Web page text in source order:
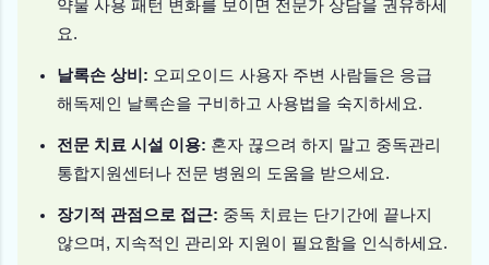
약물 사용 패턴 변화를 보이면 전문가 상담을 권유하세
요.
날록손 상비: 오피오이드 사용자 주변 사람들은 응급
해독제인 날록손을 구비하고 사용법을 숙지하세요.
전문 치료 시설 이용: 혼자 끊으려 하지 말고 중독관리
통합지원센터나 전문 병원의 도움을 받으세요.
장기적 관점으로 접근: 중독 치료는 단기간에 끝나지
않으며, 지속적인 관리와 지원이 필요함을 인식하세요.